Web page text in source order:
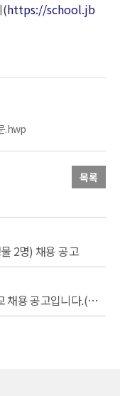
(https://school.jb
.hwp
목록
2명) 채용 공고
[통합과학-배기범연구실] 현장 강의 조교 채용 공고입니다.(아래 정직원 모집과 별개입니다.)